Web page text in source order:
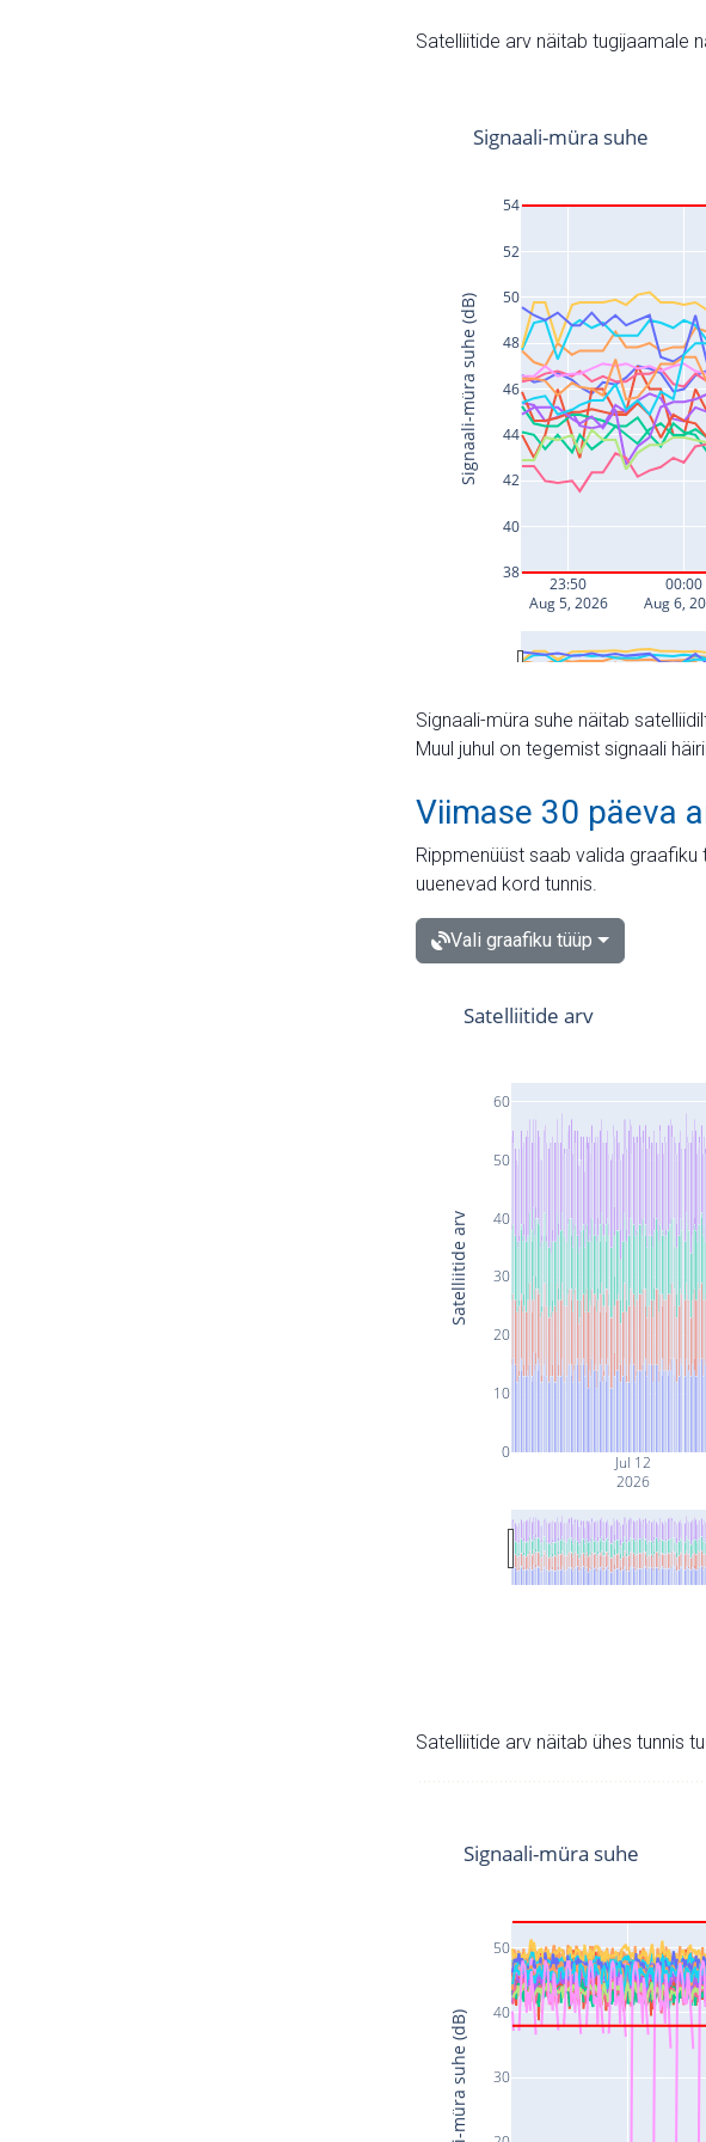
Satelliitide arv näitab tugijaamale
Signaali-müra suhe näitab
Muul juhul on tegemist signaali
Viimase 30 päeva
Rippmenüüst saab valida
uuenevad kord tunnis.
Vali graafiku tüüp
Jul 12
2026
0
10
20
30
40
50
60
Satelliitide arv
Satelliitide arv
Satelliitide arv näitab ühes tunnis
30
40
50
Signaali-müra suhe